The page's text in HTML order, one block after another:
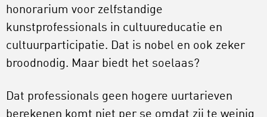
honorarium voor zelfstandige
kunstprofessionals in cultuureducatie en
cultuurparticipatie. Dat is nobel en ook zeker
broodnodig. Maar biedt het soelaas?
Dat professionals geen hogere uurtarieven